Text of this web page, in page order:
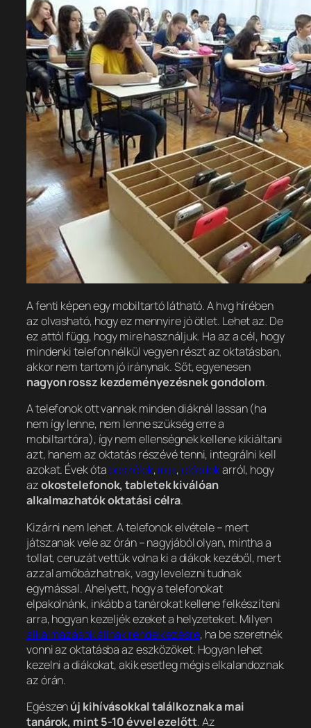
A fenti képen egy mobiltartó látható. A hvg hírében
az olvasható, hogy ez mennyire jó ötlet. Lehet az. De
ez attól függ, hogy mire használjuk. Ha az a cél, hogy
mindenki telefon nélkül vegyen részt az oktatásban,
akkor nem tartom jó iránynak. Sőt, egyenesen
nagyon rossz kezdeményezésnek gondolom.
A telefonok ott vannak minden diáknál lassan (ha
nem így lenne, nem lenne szükség erre a
mobiltartóra), így nem ellenségnek kellene kikiáltani
azt, hanem az oktatás részévé tenni, integrálni kell
azokat. Évek ótabeszélek,írok,előadokarról, hogy
azokostelefonok, tabletek kiválóan
alkalmazhatók oktatási célra.
Kizárni nem lehet. A telefonok elvétele – mert
játszanak vele az órán – nagyjából olyan, mintha a
tollat, ceruzát vettük volna ki a diákok kezéből, mert
azzal amőbázhatnak, vagy levelezni tudnak
egymással. Ahelyett, hogy a telefonokat
elpakolnánk, inkább a tanárokat kellene felkészíteni
arra, hogyan kezeljék ezeket a helyzeteket. Milyen
alkalmazások állnak rendelkezésre, ha be szeretnék
vonni az oktatásba az eszközöket. Hogyan lehet
kezelni a diákokat, akik esetleg mégis elkalandoznak
az órán.
Egészenúj kihívásokkal találkoznak a mai
tanárok, mint 5-10 évvel ezelőtt. Az